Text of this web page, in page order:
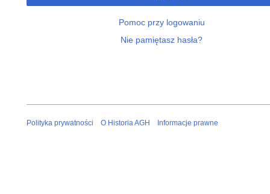
Pomoc przy logowaniu
Nie pamiętasz hasła?
Polityka prywatności O Historia AGH Informacje prawne